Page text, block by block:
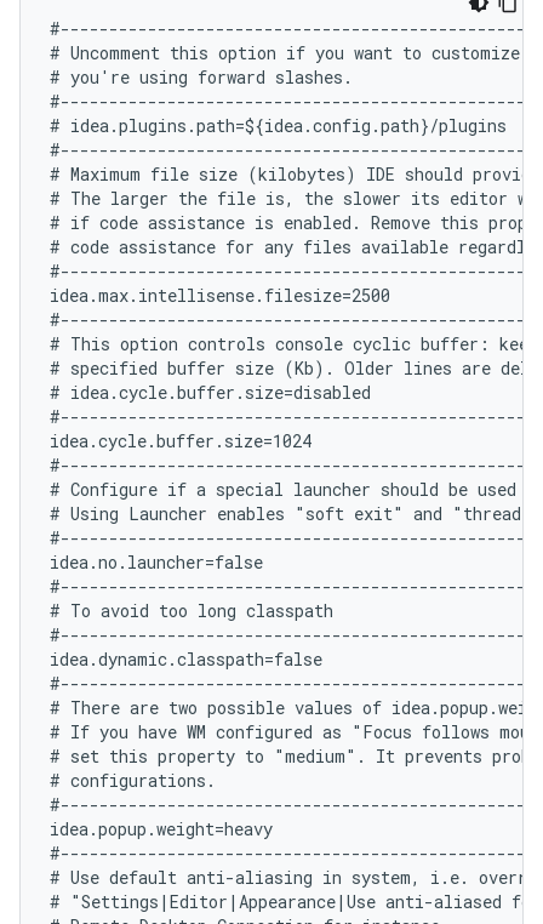
# Uncomment this option if you want to
# you're using forward slashes.
# idea.plugins.path=${idea.config.path}/plugins
# Maximum file size (kilobytes) IDE should
# The larger the file is, the slower its editor
# if code assistance is enabled. Remove this
# code assistance for any files available
idea.max.intellisense.filesize=2500
# This option controls console cyclic buffer:
# specified buffer size (Kb). Older lines are
# idea.cycle.buffer.size=disabled
idea.cycle.buffer.size=1024
# Configure if a special launcher should be used
# Using Launcher enables "soft exit" and "thread
idea.no.launcher=false
# To avoid too long classpath
idea.dynamic.classpath=false
# There are two possible values of
# If you have WM configured as "Focus follows
# set this property to "medium". It prevents
# configurations.
idea.popup.weight=heavy
# Use default anti-aliasing in system, i.e.
# "Settings|Editor|Appearance|Use anti-aliased